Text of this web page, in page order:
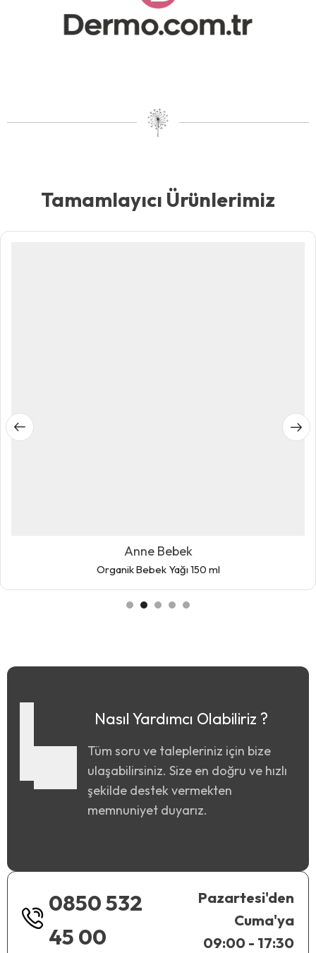
Tamamlayıcı Ürünlerimiz
Anne Bebek
Organik Bebek Yağı 150 ml
Nasıl Yardımcı Olabiliriz ?
Tüm soru ve talepleriniz için bize
ulaşabilirsiniz. Size en doğru ve hızlı
şekilde destek vermekten
memnuniyet duyarız.
0850 532
45 00
Pazartesi'den
Cuma'ya
09:00 - 17:30